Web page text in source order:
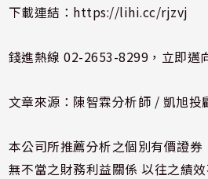
下載連結： https://lihi.cc/rjzvj
錢進熱線 02-2653-8299，立即邁
文章來源：陳智霖分析師 / 凱旭投
本公司所推薦分析之個別有價證券
無不當之財務利益關係 以往之績